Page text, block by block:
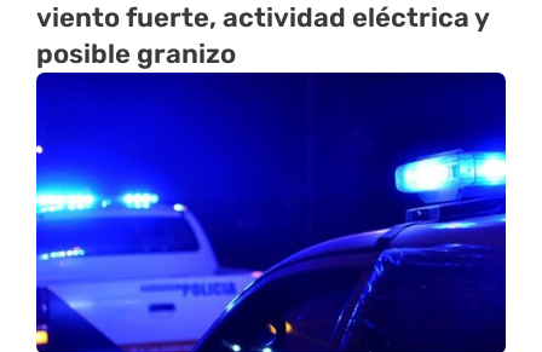
viento fuerte, actividad eléctrica y
posible granizo